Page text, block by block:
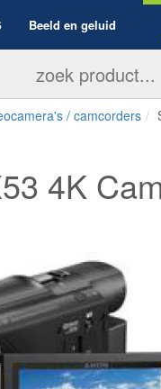
Beeld en geluid
/ camcorders
4K